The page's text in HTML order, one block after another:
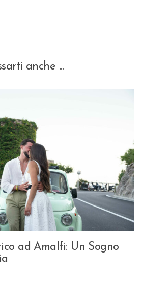
anche ...
ad Amalfi: Un Sogno